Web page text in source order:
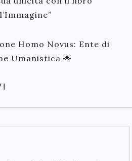
Homo Novus: Ente di
Umanistica 🌟